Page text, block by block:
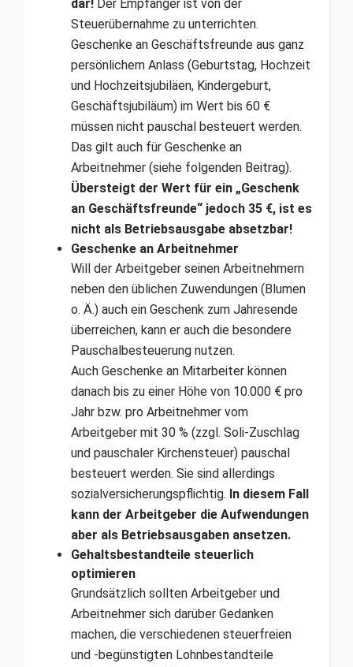
dar! Der Empfänger ist von der
Steuerübernahme zu unterrichten.
Geschenke an Geschäftsfreunde aus ganz
persönlichem Anlass (Geburtstag, Hochzeit
und Hochzeitsjubiläen, Kindergeburt,
Geschäftsjubiläum) im Wert bis 60 €
müssen nicht pauschal besteuert werden.
Das gilt auch für Geschenke an
Arbeitnehmer (siehe folgenden Beitrag).
Übersteigt der Wert für ein „Geschenk
an Geschäftsfreunde“ jedoch 35 €, ist es
nicht als Betriebsausgabe absetzbar!
Geschenke an Arbeitnehmer
Will der Arbeitgeber seinen Arbeitnehmern
neben den üblichen Zuwendungen (Blumen
o. Ä.) auch ein Geschenk zum Jahresende
überreichen, kann er auch die besondere
Pauschalbesteuerung nutzen.
Auch Geschenke an Mitarbeiter können
danach bis zu einer Höhe von 10.000 € pro
Jahr bzw. pro Arbeitnehmer vom
Arbeitgeber mit 30 % (zzgl. Soli-Zuschlag
und pauschaler Kirchensteuer) pauschal
besteuert werden. Sie sind allerdings
sozialversicherungspflichtig. In diesem Fall
kann der Arbeitgeber die Aufwendungen
aber als Betriebsausgaben ansetzen.
Gehaltsbestandteile steuerlich
optimieren
Grundsätzlich sollten Arbeitgeber und
Arbeitnehmer sich darüber Gedanken
machen, die verschiedenen steuerfreien
und -begünstigten Lohnbestandteile